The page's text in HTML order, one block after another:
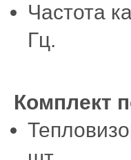
Частота
Гц.
Комплект